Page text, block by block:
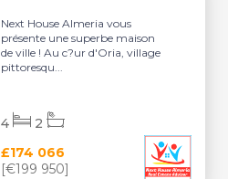
Next House Almeria vous
présente une superbe maison
de ville ! Au c?ur d'Oria, village
pittoresqu...
£174 066
[€199 950]
4 2